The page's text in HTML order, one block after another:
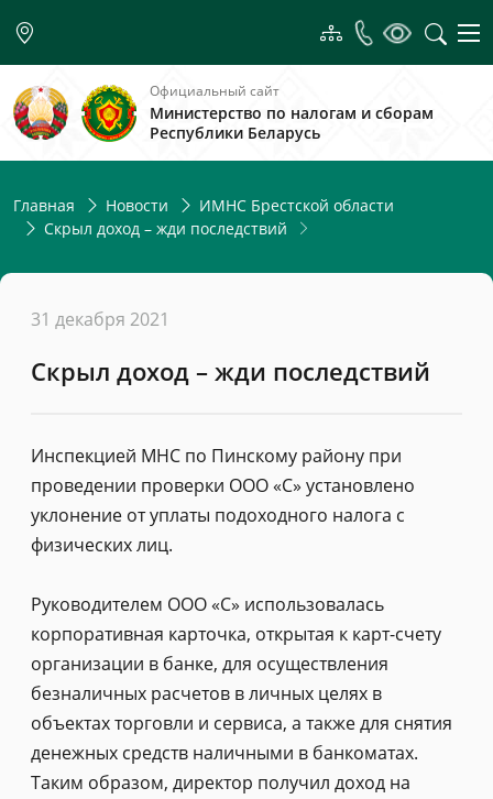
Официальный сайт
Министерство по налогам и сборам
Республики Беларусь
Главная Новости
ИМНС Брестской области
Скрыл доход – жди последствий
31 декабря 2021
Скрыл доход – жди последствий
Инспекцией МНС по Пинскому району при
проведении проверки ООО «С» установлено
уклонение от уплаты подоходного налога с
физических лиц.
Руководителем ООО «С» использовалась
корпоративная карточка, открытая к карт-счету
организации в банке, для осуществления
безналичных расчетов в личных целях в
объектах торговли и сервиса, а также для снятия
денежных средств наличными в банкоматах.
Таким образом, директор получил доход на